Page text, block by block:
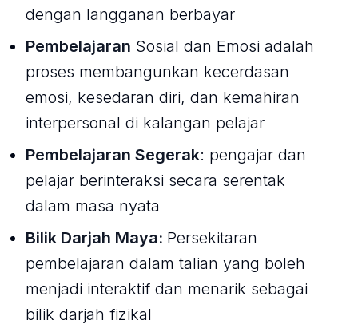
dengan langganan berbayar
Pembelajaran Sosial dan Emosi adalah
proses membangunkan kecerdasan
emosi, kesedaran diri, dan kemahiran
interpersonal di kalangan pelajar
Pembelajaran Segerak: pengajar dan
pelajar berinteraksi secara serentak
dalam masa nyata
Bilik Darjah Maya: Persekitaran
pembelajaran dalam talian yang boleh
menjadi interaktif dan menarik sebagai
bilik darjah fizikal